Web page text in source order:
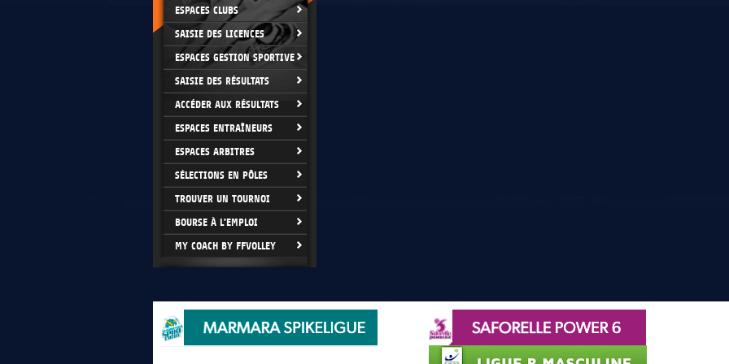
ESPACES CLUBS
SAISIE DES LICENCES
ESPACES GESTION SPORTIVE
SAISIE DES RÉSULTATS
ACCÉDER AUX RÉSULTATS
ESPACES ENTRAÎNEURS
ESPACES ARBITRES
SÉLECTIONS EN PÔLES
TROUVER UN TOURNOI
BOURSE À L'EMPLOI
MY COACH BY FFVOLLEY